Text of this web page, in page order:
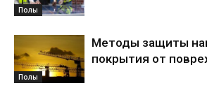
Полы
Полы
Методы защиты
покрытия от